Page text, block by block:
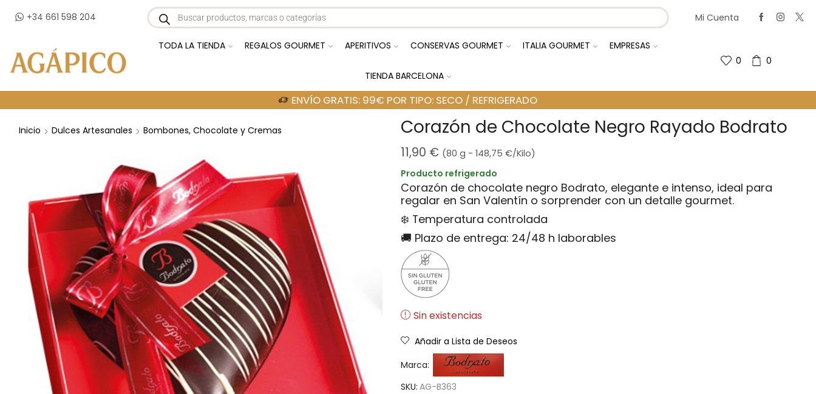
+34 661 598 204 Mi Cuenta
TODA LA TIENDA REGALOS GOURMET APERITIVOS CONSERVAS GOURMET ITALIA GOURMET EMPRESAS
TIENDA BARCELONA
0 0
ENVÍO GRATIS: 99€ POR TIPO: SECO / REFRIGERADO
Inicio Dulces Artesanales Bombones, Chocolate y Cremas Corazón de Chocolate Negro Rayado Bodrato
11,90 € (80 g -148,75€/Kilo)
Producto refrigerado
Corazón de chocolate negro Bodrato, elegante e intenso, ideal para
regalar en San Valentín o sorprender con un detalle gourmet.
❄️ Temperatura controlada
🚚 Plazo de entrega: 24/48 h laborables
Sin existencias
Añadir a Lista de Deseos
Marca:
SKU: AG-B363